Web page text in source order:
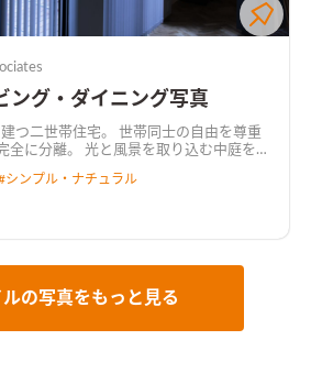
ング・ダイニング写真
つ二世帯住宅。 世帯同士の自由を尊重
全に分離。 光と風景を取り込む中庭を共
シンプル・ナチュラル
ルの写真をもっと見る